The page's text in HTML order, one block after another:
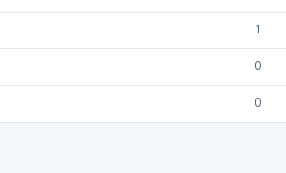
1
0
0